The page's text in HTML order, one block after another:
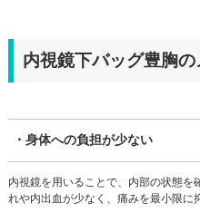
内視鏡下バッグ豊胸の
・身体への負担が少ない
内視鏡を用いることで、内部の状態
れや内出血が少なく、痛みを最小限に